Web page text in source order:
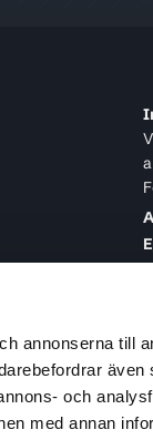
annonserna till
även
och
med annan